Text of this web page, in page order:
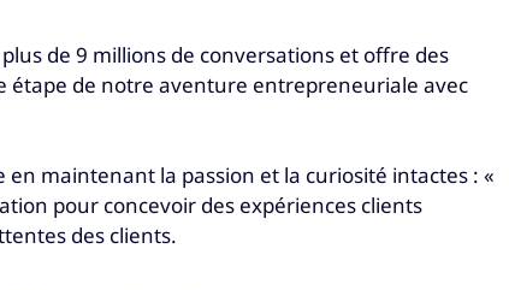
de 9 millions de conversations et offre des
étape de notre aventure entrepreneuriale avec
maintenant la passion et la curiosité intactes : «
pour concevoir des expériences clients
des clients.